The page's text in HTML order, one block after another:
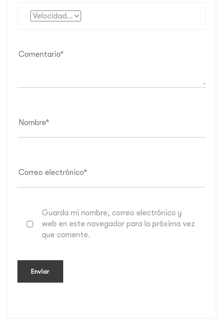
Guarda mi nombre, correo electrónico y
web en este navegador para la próxima vez
que comente.